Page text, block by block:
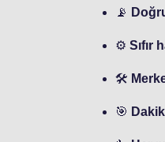
📡
⚙️ Sıfır
🛠️
🎯